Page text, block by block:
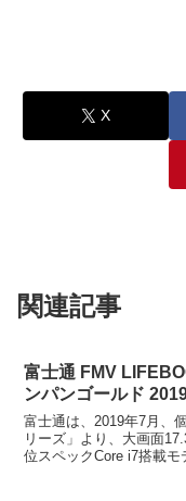
X
関連記事
富士通 FMV
ンパンゴールド
富士通は、2019年7月、
リーズ」より、大画面
位スペックCore i7搭載